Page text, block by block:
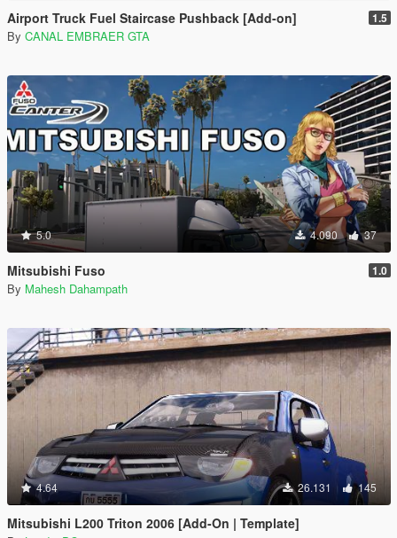
Airport Truck Fuel Staircase Pushback [Add-on] 1.5
By CANAL EMBRAER GTA
5.0 4.090 37
Mitsubishi Fuso 1.0
By Mahesh Dahampath
4.64 26.131 145
Mitsubishi L200 Triton 2006 [Add-On | Template]